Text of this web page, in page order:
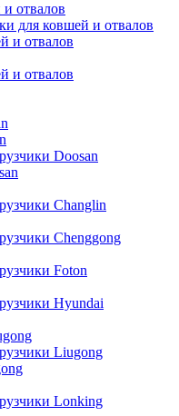
отвалов
для ковшей и отвалов
и отвалов
и отвалов
Doosan
Changlin
Chenggong
Foton
Hyundai
Liugong
Lonking